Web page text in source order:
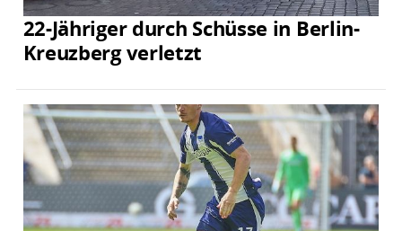
22-Jähriger durch Schüsse in Berlin-
Kreuzberg verletzt